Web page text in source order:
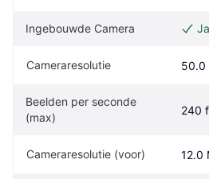
Ingebouwde Camera Ja
Cameraresolutie 50.0
Beelden per seconde
(max)
240
Cameraresolutie (voor) 12.0